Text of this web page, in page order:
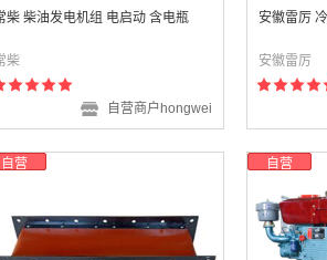
柴 柴油发电机组 电启动 含电瓶
柴
自营商户hongwei
安徽雷厉
安徽雷厉
自营 自营